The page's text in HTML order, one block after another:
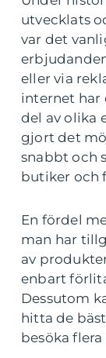
utvecklats
var det
eller via
internet har
del av olika
gjort det
snabbt och
butiker och
En fördel
man har
av
enbart
Dessutom
hitta de
besöka